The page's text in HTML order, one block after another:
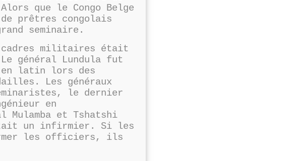
que le Congo Belge
prêtres congolais
seminaire.
cadres militaires était
général Lundula fut
latin lors des
Les généraux
le dernier
en
Mulamba et Tshatshi
un infirmier. Si les
les officiers, ils